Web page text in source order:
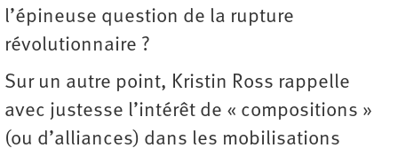
l’épineuse question de la rupture
révolutionnaire ?
Sur un autre point, Kristin Ross rappelle
avec justesse l’intérêt de « compositions »
(ou d’alliances) dans les mobilisations